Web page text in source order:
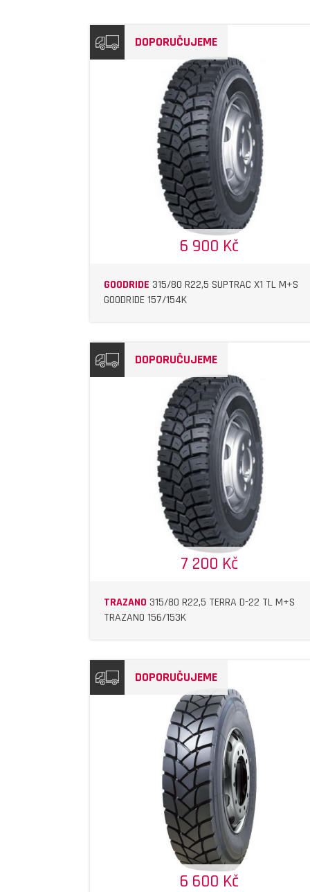
DOPORUČUJEME
6 900 Kč
GOODRIDE 315/80 R22,5 SUPTRAC X1 TL M+S
GOODRIDE 157/154K
DETAIL
DOPORUČUJEME
7 200 Kč
TRAZANO 315/80 R22,5 TERRA D-22 TL M+S
TRAZANO 156/153K
DETAIL
DOPORUČUJEME
6 600 Kč
DETAIL